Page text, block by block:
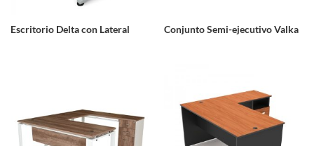
Escritorio Delta con Lateral Conjunto Semi-ejecutivo Valka